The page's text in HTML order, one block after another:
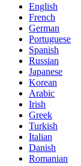
English
French
German
Portuguese
Spanish
Russian
Japanese
Korean
Arabic
Irish
Greek
Turkish
Italian
Danish
Romanian